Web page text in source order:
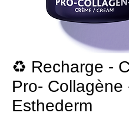
♻️ Recharge -
Pro- Collagène
Esthederm